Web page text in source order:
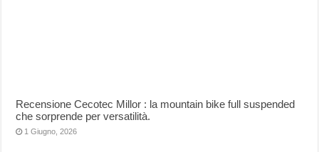
Recensione Cecotec Millor : la mountain bike full suspended
che sorprende per versatilità.
1 Giugno, 2026